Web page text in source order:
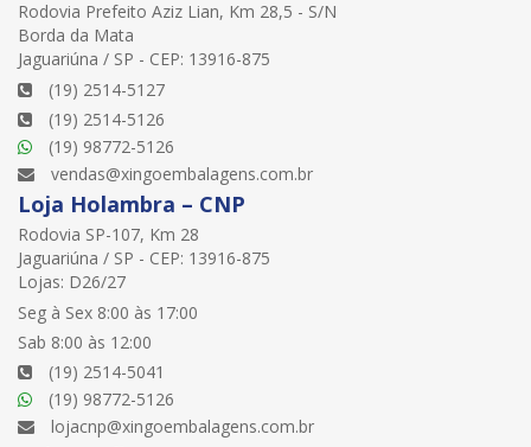
Rodovia Prefeito Aziz Lian, Km 28,5 - S/N
Borda da Mata
Jaguariúna / SP - CEP: 13916-875
(19) 2514-5127
(19) 2514-5126
(19) 98772-5126
vendas@xingoembalagens.com.br
Loja Holambra – CNP
Rodovia SP-107, Km 28
Jaguariúna / SP - CEP: 13916-875
Lojas: D26/27
Seg à Sex 8:00 às 17:00
Sab 8:00 às 12:00
(19) 2514-5041
(19) 98772-5126
lojacnp@xingoembalagens.com.br